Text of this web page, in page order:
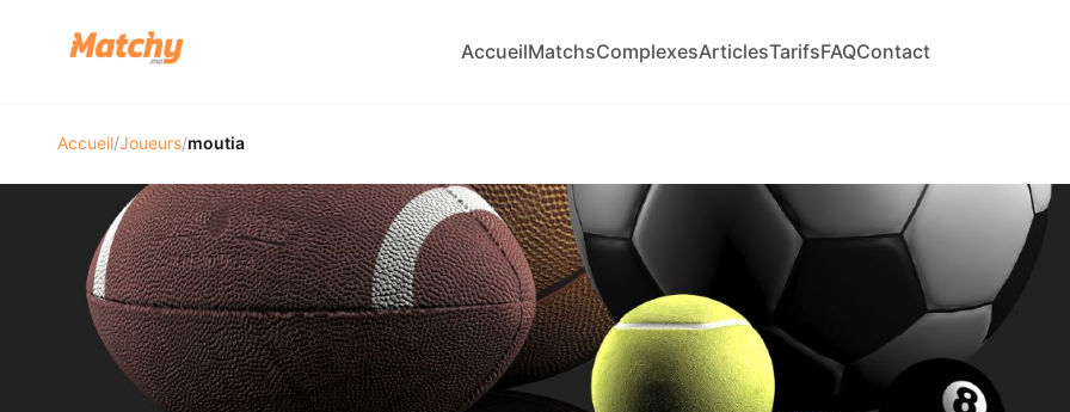
AccueilMatchsComplexesArticlesTarifsFAQContact
Accueil/Joueurs/moutia